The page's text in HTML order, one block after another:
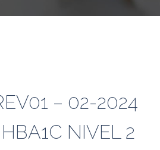
– 02-2024
NIVEL 2